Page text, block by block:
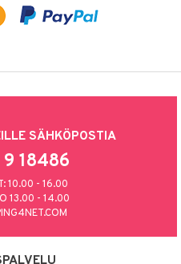
SÄHKÖPOSTIA
18486
10.00 - 16.00
13.00 - 14.00